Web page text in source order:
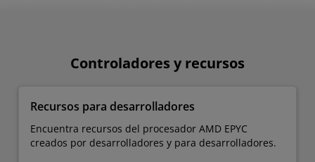
Controladores y recursos
Recursos para desarrolladores
Encuentra recursos del procesador AMD EPYC
creados por desarrolladores y para desarrolladores.